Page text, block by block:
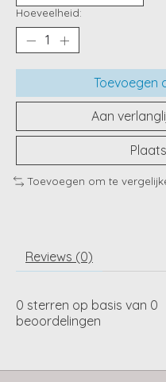
Hoeveelheid:
Toevoegen
Aan
Toevoegen om te
Reviews (0)
0 sterren op basis van 0
beoordelingen